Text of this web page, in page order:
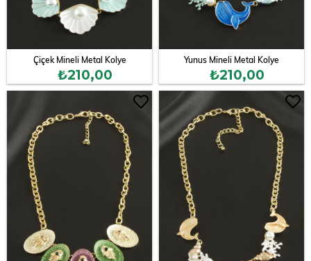
Çiçek Mineli Metal Kolye
₺210,00
Yunus Mineli Metal Kolye
₺210,00